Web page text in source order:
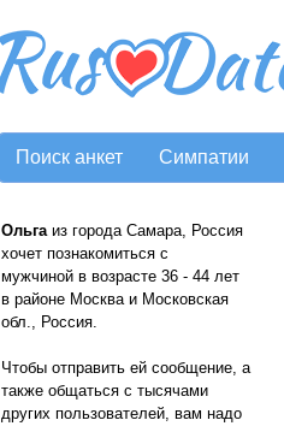
Поиск анкет Симпатии
Ольгаиз города Самара, Россия
хочет познакомиться с
мужчиной в возрасте 36 - 44 лет
в районе Москва и Московская
обл., Россия.
Чтобы отправить ей сообщение, а
также общаться с тысячами
других пользователей, вам надо